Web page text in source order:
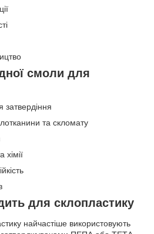
смоли для
затвердіння
та скломату
хімії
для склопластику
найчастіше використовують